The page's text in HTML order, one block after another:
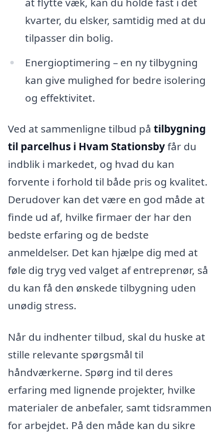
kvarter, du elsker, samtidig med at du
tilpasser din bolig.
Energioptimering – en ny tilbygning
kan give mulighed for bedre isolering
og effektivitet.
Ved at sammenligne tilbud på tilbygning
til parcelhus i Hvam Stationsbyfår du
indblik i markedet, og hvad du kan
forvente i forhold til både pris og kvalitet.
Derudover kan det være en god måde at
finde ud af, hvilke firmaer der har den
bedste erfaring og de bedste
anmeldelser. Det kan hjælpe dig med at
føle dig tryg ved valget af entreprenør, så
du kan få den ønskede tilbygning uden
unødig stress.
Når du indhenter tilbud, skal du huske at
stille relevante spørgsmål til
håndværkerne. Spørg ind til deres
erfaring med lignende projekter, hvilke
materialer de anbefaler, samt tidsrammen
for arbejdet. På den måde kan du sikre